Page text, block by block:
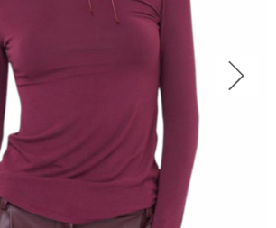
Next